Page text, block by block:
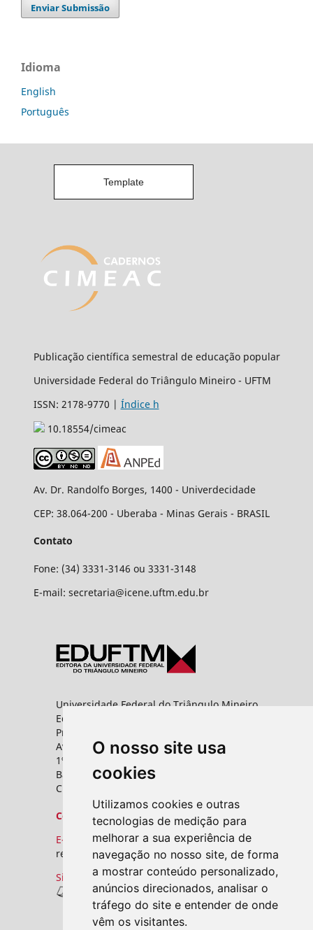
O nosso site usa
cookies
Utilizamos cookies e outras
tecnologias de medição para
melhorar a sua experiência de
navegação no nosso site, de forma
a mostrar conteúdo personalizado,
anúncios direcionados, analisar o
tráfego do site e entender de onde
vêm os visitantes.
Enviar Submissão
Idioma
English
Português
Template
Publicação científica semestral de educação popular
Universidade Federal do Triângulo Mineiro - UFTM
ISSN: 2178-9770 | Índice h
10.18554/cimeac
Av. Dr. Randolfo Borges, 1400 - Univerdecidade
CEP: 38.064-200 - Uberaba - Minas Gerais - BRASIL
Contato
Fone: (34) 3331-3146 ou 3331-3148
E-mail: secretaria@icene.uftm.edu.br
Universidade Federal do Triângulo Mineiro
Editora UFTM
Prédio da Reitoria
Av. Frei Paulino, nº 30,
1º andar - Sala 8 PROPPG
Bairro Abadia
CEP: 38025-180 - Uberaba - MG
Contato
E-mail:
revistas.seer@uftm.edu.br
Site
Revistas UFTM